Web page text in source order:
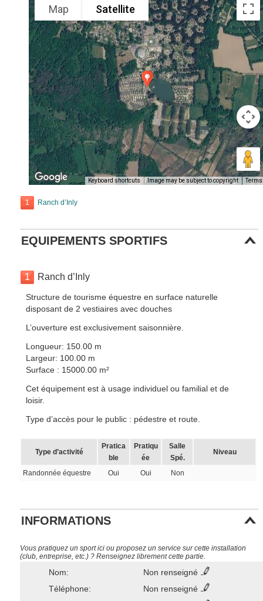
Map Satellite
Keyboard shortcuts Image may be subject to copyright Terms
1 Ranch d’Inly
EQUIPEMENTS SPORTIFS
1 Ranch d’Inly
Structure de tourisme équestre en surface naturelle
disposant de 2 vestiaires avec douches
L’ouverture est exclusivement saisonnière.
Longueur: 150.00 m
Largeur: 100.00 m
Surface : 15000.00 m²
Cet équipement est à usage individuel ou familial et de
loisir.
Type d’accès pour le public : pédestre et route.
Type d’activité
Pratica
ble
Pratiqu
ée
Salle
Spé.
Niveau
Randonnée équestre Oui Oui Non
INFORMATIONS
Vous pratiquez un sport ici ou proposez un service sur cette installation
(club, entreprise, etc.) ? Renseignez librement cette partie.
Nom:
Non renseigné
Téléphone:
Non renseigné